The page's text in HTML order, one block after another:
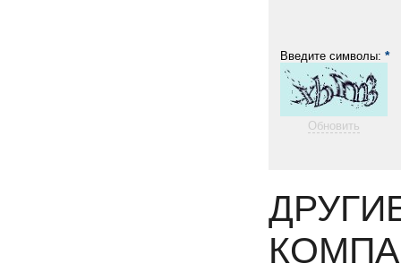
Введите символы: *
Обновить